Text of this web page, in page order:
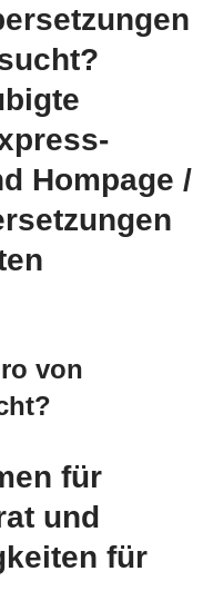
Hompage /
von
für
und
für